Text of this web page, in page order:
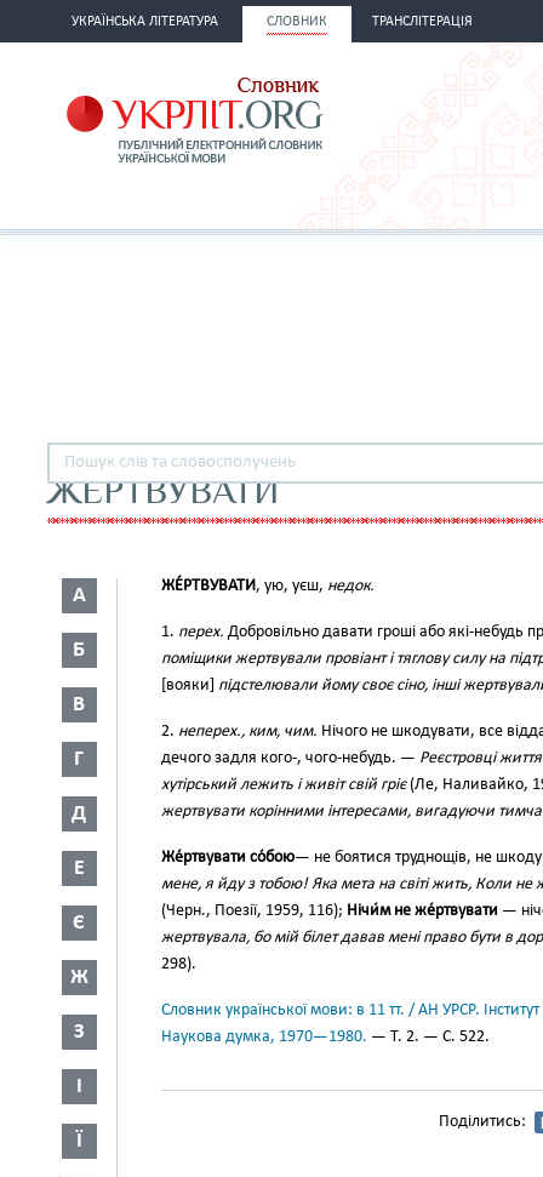
УКРАЇНСЬКА ЛІТЕРАТУРА СЛОВНИК ТРАНСЛІТЕРАЦІЯ
ЖЕРТВУВАТИ
А
Б
В
Г
Д
Е
Є
Ж
З
І
Ї
ЖЕ́РТВУВАТИ, ую, уєш, недок.
1. перех. Добровільно давати гроші або які-небудь
поміщики жертвували провіант і тяглову силу на
[вояки] підстелювали йому своє сіно, інші
2. неперех., ким, чим. Нічого не шкодувати, все
дечого задля кого-, чого-небудь. — Реєстровці
хутірський лежить і живіт свій гріє(Ле, Наливайко,
жертвувати корінними інтересами, вигадуючи
Же́ртвувати со́бою— не боятися труднощів, не
мене, я йду з тобою! Яка мета на світі жить, Коли
(Черн., Поезії, 1959, 116); Нічи́м не же́ртвувати —
жертвувала, бо мій білет давав мені право бути в
298).
Словник української мови: в 11 тт. / АН УРСР.
Наукова думка, 1970—1980. — Т. 2. — С. 522.
Поділитись: